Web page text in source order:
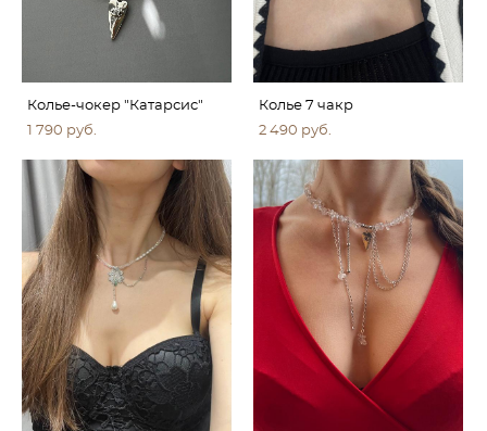
Колье-чокер "Катарсис"
1 790 pуб.
Колье 7 чакр
2 490 pуб.